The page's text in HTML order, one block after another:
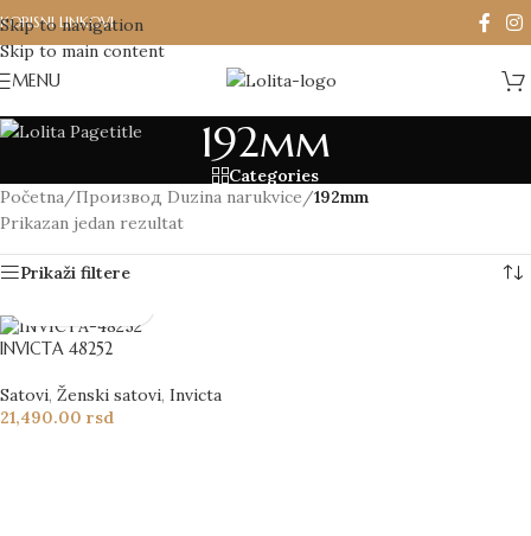
Skip to navigation
Skip to main content
KORISNI LINKOVI
MENU
192mm
Categories
Početna/Производ Duzina narukvice/192mm
Prikazan jedan rezultat
Prikaži filtere
INVICTA 48252
Satovi, Ženski satovi, Invicta
21,490.00 rsd